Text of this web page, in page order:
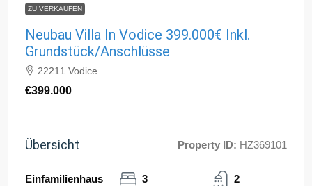
ZU VERKAUFEN
Neubau Villa In Vodice 399.000€ Inkl.
Grundstück/Anschlüsse
22211 Vodice
€399.000
Übersicht Property ID: HZ369101
Einfamilienhaus
3
2